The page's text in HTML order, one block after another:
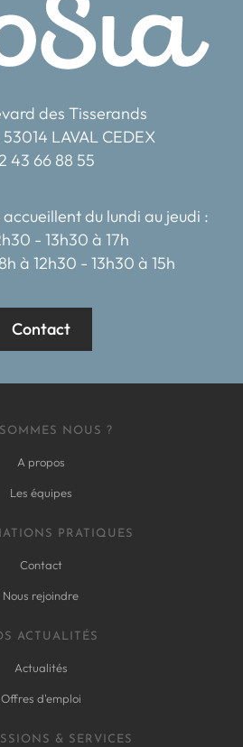
des Tisserands
53014 LAVAL CEDEX
43 66 88 55
du lundi au jeudi :
- 13h30 à 17h
à 12h30 - 13h30 à 15h
Contact
NOUS ?
A propos
Les équipes
PRATIQUES
Contact
Nous rejoindre
ACTUALITÉS
Actualités
Offres d'emploi
& SERVICES